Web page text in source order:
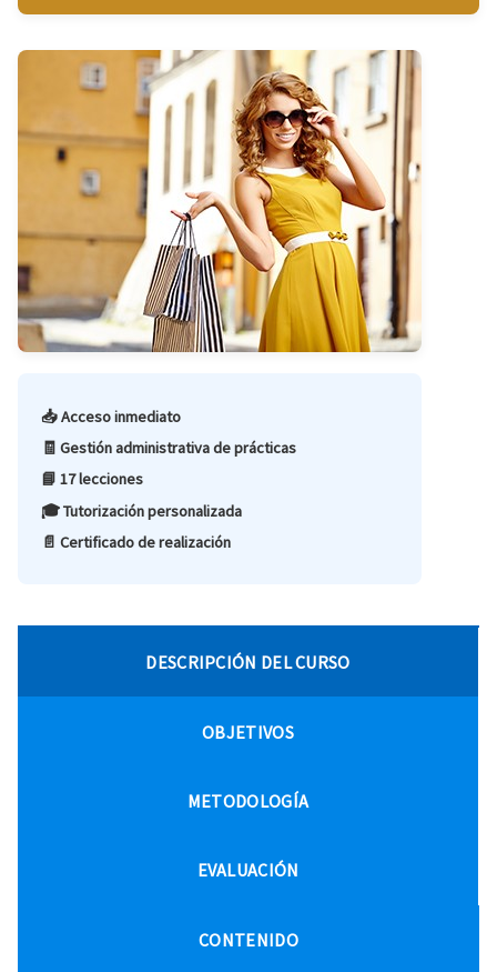
📥 Acceso inmediato
🧾 Gestión administrativa de prácticas
📘 17 lecciones
🎓 Tutorización personalizada
📄 Certificado de realización
DESCRIPCIÓN DEL CURSO
OBJETIVOS
METODOLOGÍA
EVALUACIÓN
CONTENIDO